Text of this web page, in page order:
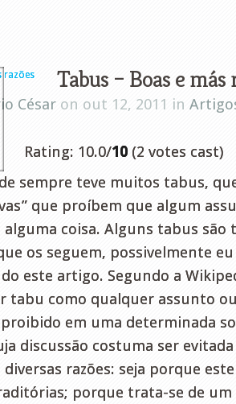
Tabus – Boas e más
César on out 12, 2011 in
Rating: 10.0/10 (2 votes cast)
sempre teve muitos tabus,
que proíbem que algum
alguma coisa. Alguns tabus
os seguem, possivelmente
este artigo. Segundo a
tabu como qualquer assunto
em uma determinada
discussão costuma ser
diversas razões: seja porque
porque trata-se de um